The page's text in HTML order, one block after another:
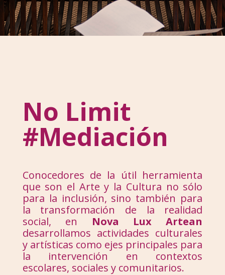
No Limit
#Mediación
Conocedores de la útil herramienta
que son el Arte y la Cultura no sólo
para la inclusión, sino también para
la transformación de la realidad
social, en Nova Lux Artean
desarrollamos actividades culturales
y artísticas como ejes principales para
la intervención en contextos
escolares, sociales y comunitarios.